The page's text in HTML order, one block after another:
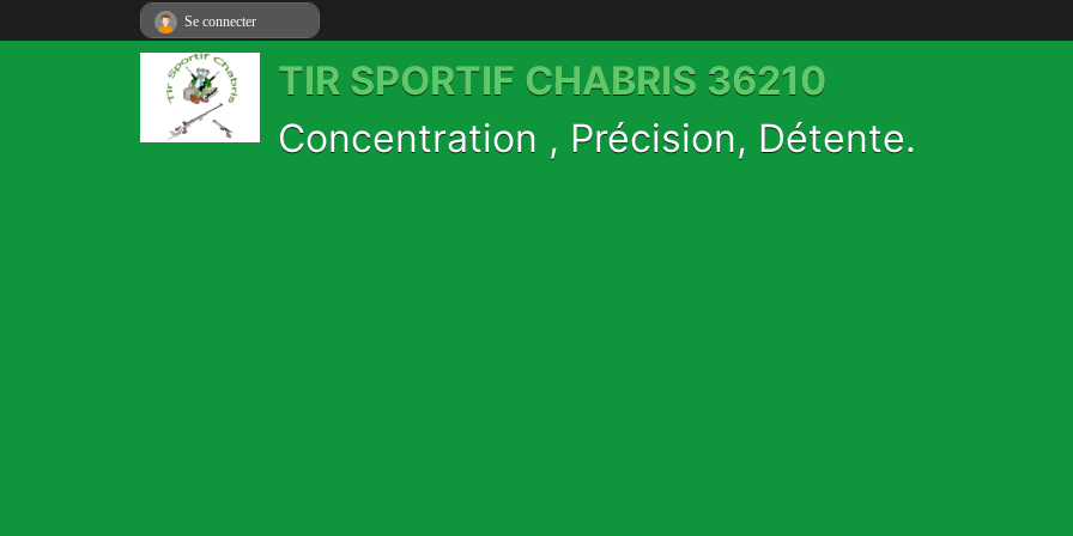
Se connecter
TIR SPORTIF CHABRIS 36210
Concentration , Précision, Détente.